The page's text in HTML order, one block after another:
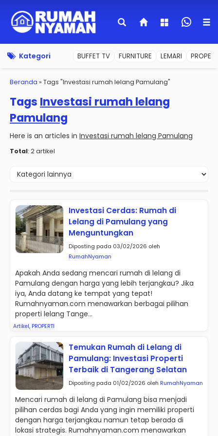
Kategori BUFFET TV FURNITURE LEMARI
Beranda » Tags "Investasi rumah lelang Pamulang"
Tags Investasi rumah lelang
Pamulang
Here is an articles in Investasi rumah lelang Pamulang
Total: 2 artikel
Investasi Cerdas: Rumah di
Lelang di Pamulang yang
Menguntungkan
Diposting pada 03/02/2026 oleh
RumahNyaman
Apakah Anda sedang mencari rumah di lelang di
Pamulang dengan harga yang lebih terjangkau? Jika
iya, Anda datang ke tempat yang tepat!
Rumahnyaman.com menawarkan berbagai pilihan
properti lelang Tange...
Artikel, PROPERTI
Temukan Rumah di Lelang di
Pamulang: Investasi Properti
Terbaik di Tangerang Selatan
Diposting pada 01/02/2026 oleh RumahNyaman
Mencari rumah di lelang di Pamulang bisa menjadi
pilihan cerdas bagi Anda yang ingin memiliki properti
dengan harga terjangkau namun tetap berada di
lokasi strategis. Rumahnyaman.com menawarkan